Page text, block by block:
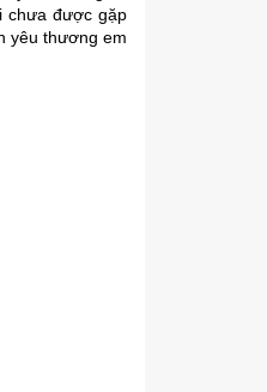
chưa được gặp
yêu thương em